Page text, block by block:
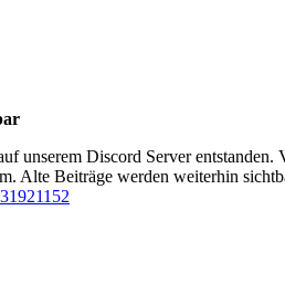
unserem Discord Server
Alte Beiträge werden weiterhin